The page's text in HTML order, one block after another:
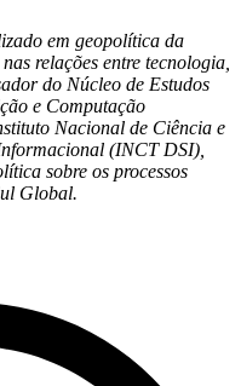
em geopolítica da
relações entre tecnologia,
do Núcleo de Estudos
e Computação
Nacional de Ciência e
(INCT DSI),
sobre os processos
Global.